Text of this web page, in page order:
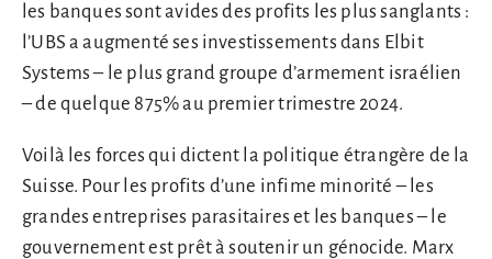
les banques sont avides des profits les plus sanglants :
l’UBS a augmenté ses investissements dans Elbit
Systems – le plus grand groupe d’armement israélien
– de quelque 875% au premier trimestre 2024.
Voilà les forces qui dictent la politique étrangère de la
Suisse. Pour les profits d’une infime minorité – les
grandes entreprises parasitaires et les banques – le
gouvernement est prêt à soutenir un génocide. Marx